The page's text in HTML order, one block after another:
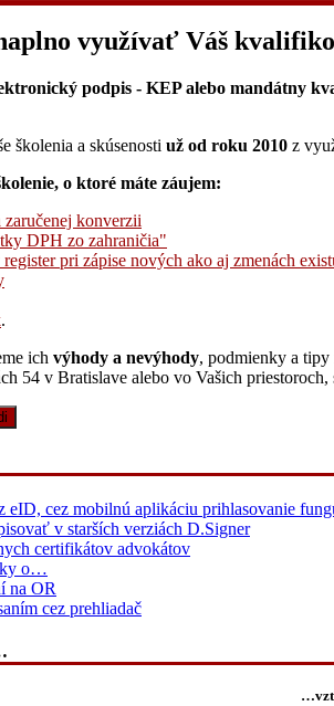
využívať Váš
podpis - KEP alebo mandátny
školenia a skúsenosti už od roku 2010 z
o ktoré máte záujem:
konverzii
DPH zo zahraničia"
pri zápise nových ako aj zmenách
.
ich výhody a nevýhody, podmienky a
54 v Bratislave alebo vo Vašich
eID, cez mobilnú aplikáciu prihlasovanie
v starších verziách D.Signer
certifikátov advokátov
o…
na OR
cez prehliadač